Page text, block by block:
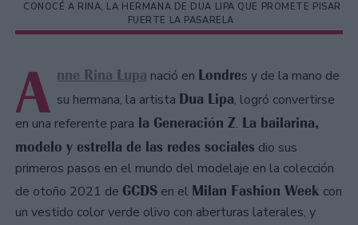
CONOCÉ A RINA, LA HERMANA DE DUA LIPA QUE PROMETE PISAR
FUERTE LA PASARELA
A nne Rina Lupa nació en Londres y de la mano de
su hermana, la artista Dua Lipa, logró convertirse
en una referente para la Generación Z. La bailarina,
modelo y estrella de las redes sociales dio sus
primeros pasos en el mundo del modelaje en la colección
de otoño 2021 de GCDS en el Milan Fashion Week con
un vestido color verde olivo con aberturas laterales, y